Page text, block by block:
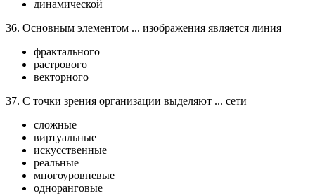
динамической
36. Основным элементом ... изображения является линия
фрактального
растрового
векторного
37. С точки зрения организации выделяют ... сети
сложные
виртуальные
искусственные
реальные
многоуровневые
одноранговые